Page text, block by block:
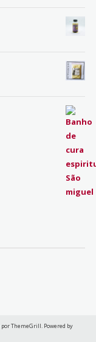
por ThemeGrill. Powered by